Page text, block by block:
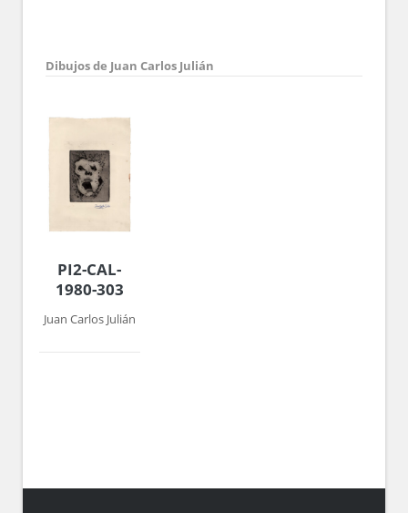
Dibujos de Juan Carlos Julián
PI2-CAL-
1980-303
Juan Carlos Julián